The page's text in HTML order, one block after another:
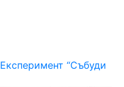
Експеримент “Събуди